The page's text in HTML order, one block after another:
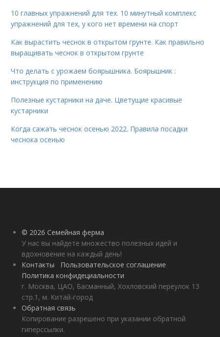
10 главных упражнений для тех. 10 минутный комплекс
упражнений для тех, у кого нет времени на спорт
Как вырастить чеснок в открытом грунте. Как правильно
выращивать чеснок в открытом грунте
Что делать с урожаем боярышника. Боярышник :
инструкция по применению
Полезные кустарники на даче. Цветущие красивые
кустарники
Когда сажать чеснок осенью 2022. Правила посадки
чеснока осенью
© 2026 Семейная ферма
У нас вы найдете множество полезных идей и
вдохновение на каждый день!
Контакты
Пользовательское соглашение
Политика конфидециальности
г. Москва, ЦАО, Басманный, Хохловский переулок 13
стр.1, м. Китай-город
Обратная связь
Копирование разрешено при указании обратной
гиперссылки.